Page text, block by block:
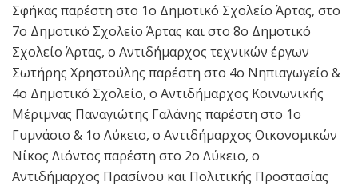
Σφήκας παρέστη στο 1o Δημοτικό Σχολείο Άρτας, στο
7ο Δημοτικό Σχολείο Άρτας και στο 8ο Δημοτικό
Σχολείο Άρτας, ο Αντιδήμαρχος τεχνικών έργων
Σωτήρης Χρηστούλης παρέστη στο 4ο Νηπιαγωγείο &
4ο Δημοτικό Σχολείο, ο Αντιδήμαρχος Κοινωνικής
Μέριμνας Παναγιώτης Γαλάνης παρέστη στο 1ο
Γυμνάσιο & 1ο Λύκειο, ο Αντιδήμαρχος Οικονομικών
Νίκος Λιόντος παρέστη στο 2o Λύκειο, ο
Αντιδήμαρχος Πρασίνου και Πολιτικής Προστασίας